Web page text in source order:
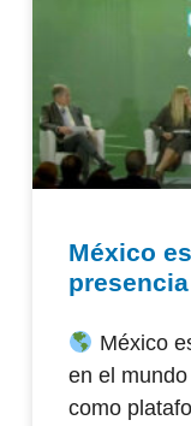
México
México
en el
como